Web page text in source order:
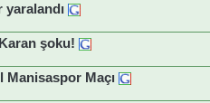
yaralandı
şoku!
Manisaspor Maçı